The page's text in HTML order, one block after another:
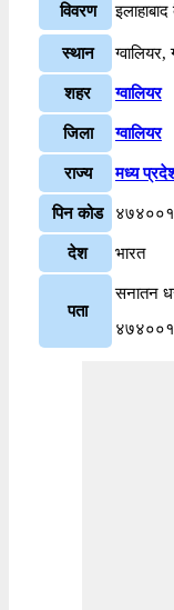
विवरण
स्थान ग्वालियर,
शहर ग्वालियर
जिला ग्वालियर
राज्य मध्य
पिन कोड ४७४००१
देश भारत
पता
सनातन
४७४००१